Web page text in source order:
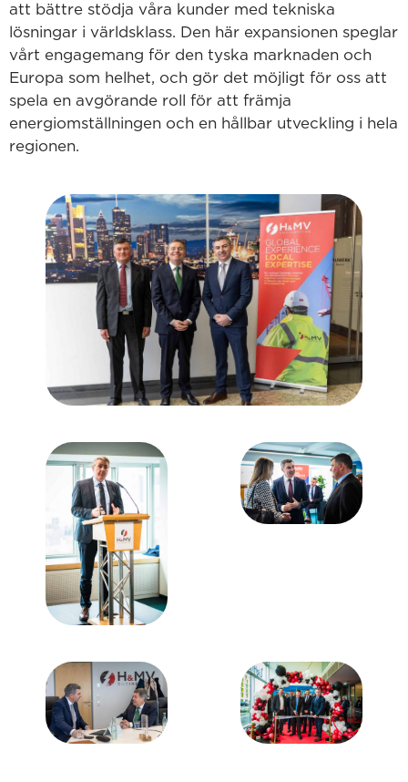
att bättre stödja våra kunder med tekniska
lösningar i världsklass. Den här expansionen speglar
vårt engagemang för den tyska marknaden och
Europa som helhet, och gör det möjligt för oss att
spela en avgörande roll för att främja
energiomställningen och en hållbar utveckling i hela
regionen.